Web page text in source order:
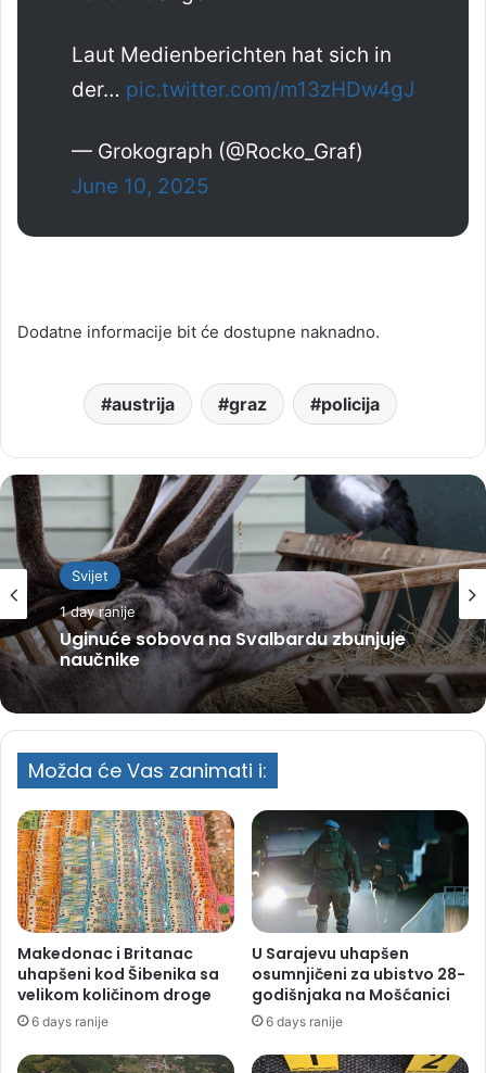
Laut Medienberichten hat sich in
der… pic.twitter.com/m13zHDw4gJ
— Grokograph (@Rocko_Graf)
June 10, 2025
Dodatne informacije bit će dostupne naknadno.
austrija graz policija
Svijet
1 day ranije
Uginuće sobova na Svalbardu zbunjuje
naučnike
Možda će Vas zanimati i:
Makedonac i Britanac
uhapšeni kod Šibenika sa
velikom količinom droge
6 days ranije
U Sarajevu uhapšen
osumnjičeni za ubistvo 28-
godišnjaka na Mošćanici
6 days ranije